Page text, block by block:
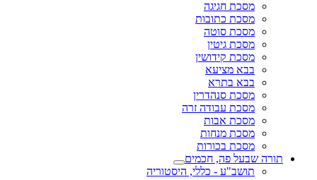
מסכת חגיגה
מסכת כתובות
מסכת סוטה
מסכת גיטין
מסכת קידושין
בבא מציעא
בבא בתרא
מסכת סנהדרין
מסכת עבודה זרה
מסכת אבות
מסכת מנחות
מסכת בכורות
תורה שבעל פה, חכמים
תושב"ע - כללי, היסטוריה